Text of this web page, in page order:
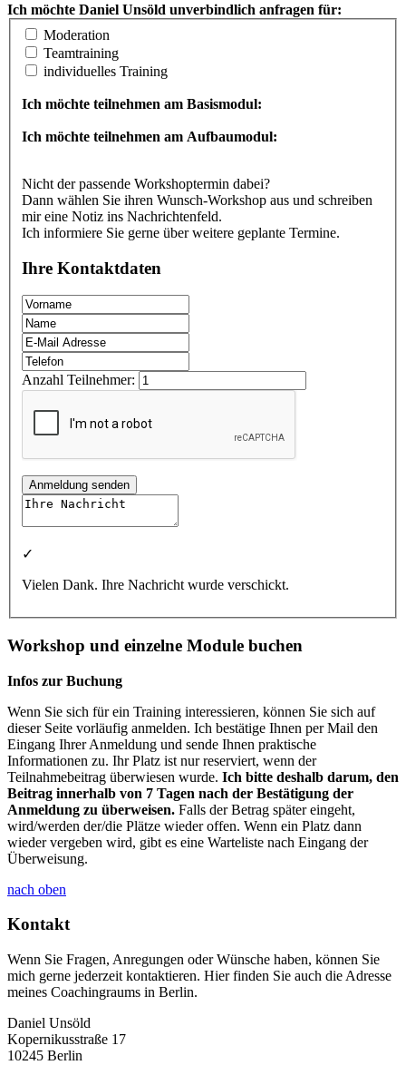
Ich möchte Daniel Unsöld unverbindlich anfragen für:
Moderation
Teamtraining
individuelles Training
Ich möchte teilnehmen am Basismodul:
Ich möchte teilnehmen am Aufbaumodul:
Nicht der passende Workshoptermin dabei?
Dann wählen Sie ihren Wunsch-Workshop aus und schreiben
mir eine Notiz ins Nachrichtenfeld.
Ich informiere Sie gerne über weitere geplante Termine.
Ihre Kontaktdaten
Anzahl Teilnehmer:
Anmeldung senden
✓
Vielen Dank. Ihre Nachricht wurde verschickt.
Workshop und einzelne Module buchen
Infos zur Buchung
Wenn Sie sich für ein Training interessieren, können Sie sich auf
dieser Seite vorläufig anmelden. Ich bestätige Ihnen per Mail den
Eingang Ihrer Anmeldung und sende Ihnen praktische
Informationen zu. Ihr Platz ist nur reserviert, wenn der
Teilnahmebeitrag überwiesen wurde. Ich bitte deshalb darum, den
Beitrag innerhalb von 7 Tagen nach der Bestätigung der
Anmeldung zu überweisen. Falls der Betrag später eingeht,
wird/werden der/die Plätze wieder offen. Wenn ein Platz dann
wieder vergeben wird, gibt es eine Warteliste nach Eingang der
Überweisung.
nach oben
Kontakt
Wenn Sie Fragen, Anregungen oder Wünsche haben, können Sie
mich gerne jederzeit kontaktieren. Hier finden Sie auch die Adresse
meines Coachingraums in Berlin.
Daniel Unsöld
Kopernikusstraße 17
10245 Berlin